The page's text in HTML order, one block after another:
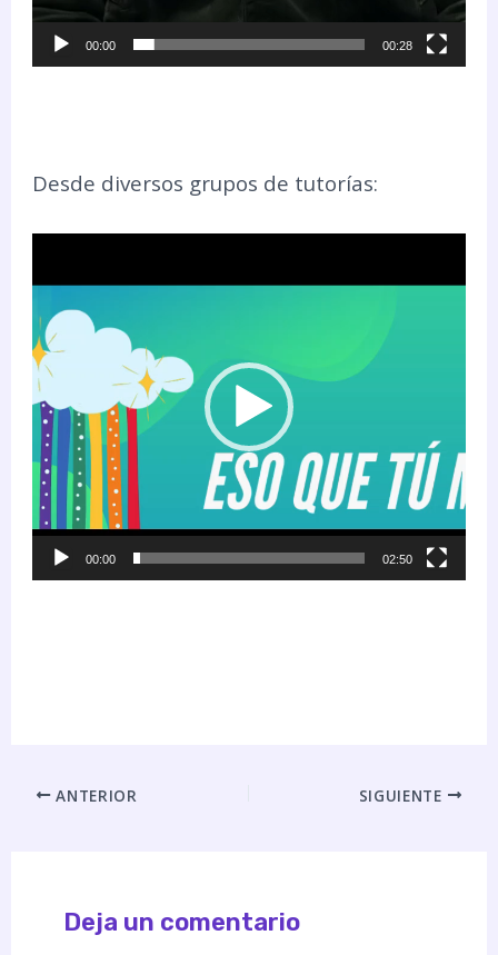
00:00 00:28
Desde diversos grupos de tutorías:
de
vídeo
00:00 02:50
ANTERIOR SIGUIENTE
Deja un comentario